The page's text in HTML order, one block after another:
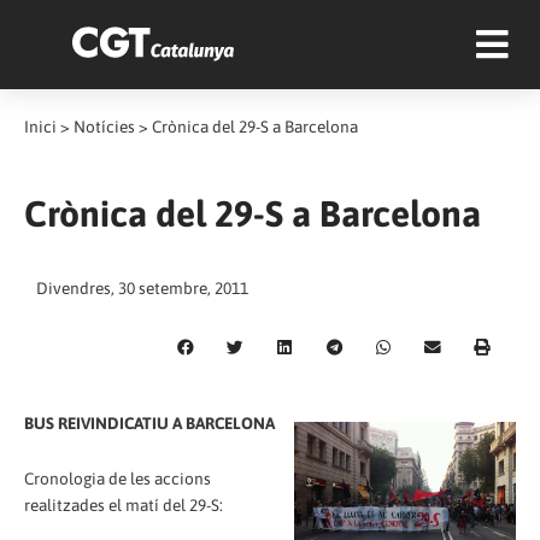
Inici > Notícies > Crònica del 29-S a Barcelona
Crònica del 29-S a Barcelona
Divendres, 30 setembre, 2011
BUS REIVINDICATIU A BARCELONA
Cronologia de les accions
realitzades el matí del 29-S: